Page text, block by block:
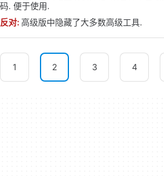
码. 便于使用.
反对: 高级版中隐藏了大多数高级工具.
1 2 3 4